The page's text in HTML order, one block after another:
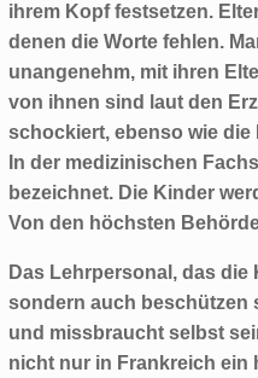
ihrem Kopf festsetzen.
denen die Worte fehlen.
unangenehm, mit ihren
von ihnen sind laut den
schockiert, ebenso wie die
In der medizinischen
bezeichnet. Die Kinder
Von den höchsten
Das Lehrpersonal, das
sondern auch beschützen
und missbraucht selbst
nicht nur in Frankreich ein